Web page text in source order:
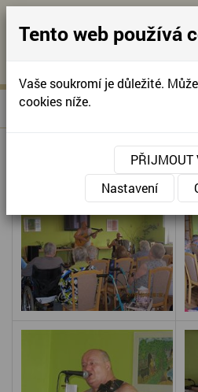
+420
Úvodní stránka
PÍSNIČKY NAŠÍ
Tento web používá
Vaše soukromí je důležité.
cookies níže.
PŘIJMOUT
Nastavení